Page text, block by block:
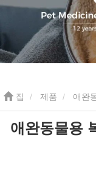
집 제품 애완
복합 나이스타틴 연고
애완동물용